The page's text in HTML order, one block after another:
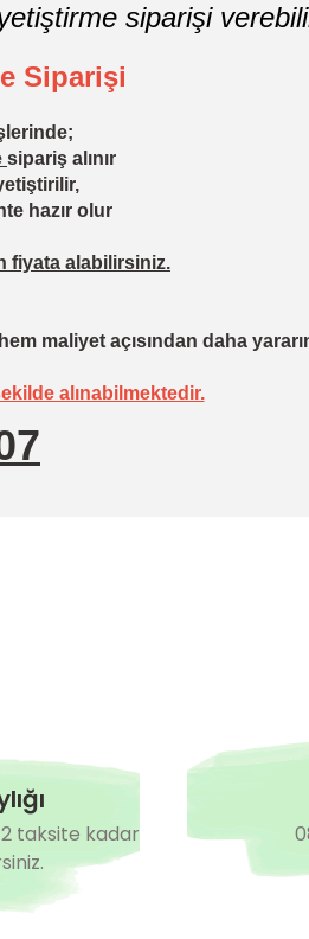
siparişi
Siparişi
sipariş alınır
hazır olur
fiyata alabilirsiniz.
maliyet açısından daha
alınabilmektedir.
taksite kadar